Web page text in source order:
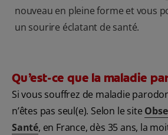
nouveau en pleine forme et vous
un sourire éclatant de santé.
Qu’est-ce que la maladie
Si vous souffrez de maladie
n’êtes pas seul(e). Selon le site
Santé, en France, dès 35 ans, la